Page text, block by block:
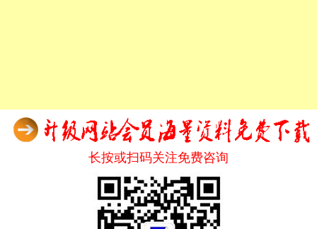
长按或扫码关注免费咨询